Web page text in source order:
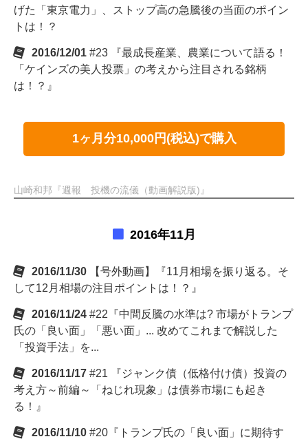
げた「東京電力」、ストップ高の急騰後の当面のポイン
トは！？
2016/12/01 #23 『最成長産業、農業について語る！
「ケインズの美人投票」の考えから注目される銘柄
は！？』
1ヶ月分10,000円(税込)で購入
山崎和邦『週報 投機の流儀（動画解説版)』
2016年11月
2016/11/30
【号外動画】『11月相場を振り返る。そ
して12月相場の注目ポイントは！？』
2016/11/24 #22『中間反騰の水準は? 市場がトランプ
氏の「良い面」「悪い面」... 改めてこれまで解説した
「投資手法」を...
2016/11/17 #21 『ジャンク債（低格付け債）投資の
考え方～前編～「ねじれ現象」は債券市場にも起き
る！』
2016/11/10 #20『トランプ氏の「良い面」に期待す